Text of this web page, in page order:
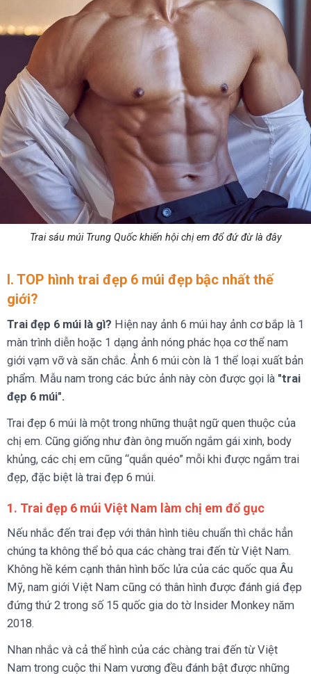
Trai sáu múi Trung Quốc khiến hội chị em đổ đứ đừ là đây
I. TOP hình trai đẹp 6 múi đẹp bậc nhất thế
giới?
Trai đẹp 6 múi là gì? Hiện nay ảnh 6 múi hay ảnh cơ bắp là 1
màn trình diễn hoặc 1 dạng ảnh nóng phác họa cơ thể nam
giới vạm vỡ và săn chắc. Ảnh 6 múi còn là 1 thể loại xuất bản
phẩm. Mẫu nam trong các bức ảnh này còn được gọi là "trai
đẹp 6 múi".
Trai đẹp 6 múi là một trong những thuật ngữ quen thuộc của
chị em. Cũng giống như đàn ông muốn ngắm gái xinh, body
khủng, các chị em cũng “quắn quéo” mỗi khi được ngắm trai
đẹp, đặc biệt là trai đẹp 6 múi.
1. Trai đẹp 6 múi Việt Nam làm chị em đổ gục
Nếu nhắc đến trai đẹp với thân hình tiêu chuẩn thì chắc hẳn
chúng ta không thể bỏ qua các chàng trai đến từ Việt Nam.
Không hề kém cạnh thân hình bốc lửa của các quốc qua Âu
Mỹ, nam giới Việt Nam cũng có thân hình được đánh giá đẹp
đứng thứ 2 trong số 15 quốc gia do tờ Insider Monkey năm
2018.
Nhan nhắc và cả thể hình của các chàng trai đến từ Việt
Nam trong cuộc thi Nam vương đều đánh bật được những